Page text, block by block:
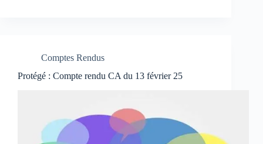
Comptes Rendus
Protégé : Compte rendu CA du 13 février 25